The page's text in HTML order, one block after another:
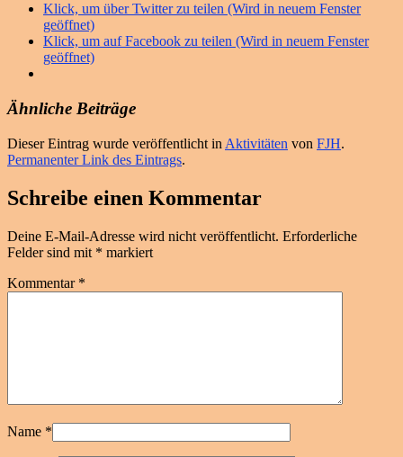
Klick, um über Twitter zu teilen (Wird in neuem Fenster
geöffnet)
Klick, um auf Facebook zu teilen (Wird in neuem Fenster
geöffnet)
Ähnliche Beiträge
Dieser Eintrag wurde veröffentlicht in Aktivitäten von FJH.
Permanenter Link des Eintrags.
Schreibe einen Kommentar
Deine E-Mail-Adresse wird nicht veröffentlicht. Erforderliche
Felder sind mit * markiert
Kommentar *
Name *